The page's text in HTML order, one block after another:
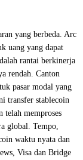
yang berbeda. Arc
uang yang dapat
rantai berkinerja
rendah. Canton
pasar modal yang
transfer stablecoin
telah memproses
global. Tempo,
waktu nyata dan
Visa dan Bridge